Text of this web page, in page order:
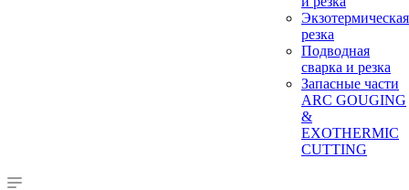
Экзотермическая
резка
Подводная
сварка и резка
Запасные части
ARC GOUGING
&
EXOTHERMIC
CUTTING